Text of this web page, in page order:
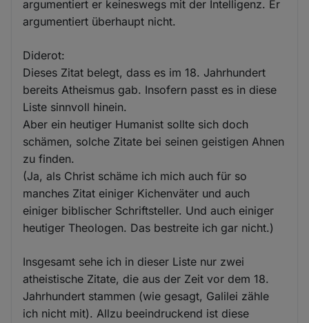
argumentiert er keineswegs mit der Intelligenz. Er
argumentiert überhaupt nicht.
Diderot:
Dieses Zitat belegt, dass es im 18. Jahrhundert
bereits Atheismus gab. Insofern passt es in diese
Liste sinnvoll hinein.
Aber ein heutiger Humanist sollte sich doch
schämen, solche Zitate bei seinen geistigen Ahnen
zu finden.
(Ja, als Christ schäme ich mich auch für so
manches Zitat einiger Kichenväter und auch
einiger biblischer Schriftsteller. Und auch einiger
heutiger Theologen. Das bestreite ich gar nicht.)
Insgesamt sehe ich in dieser Liste nur zwei
atheistische Zitate, die aus der Zeit vor dem 18.
Jahrhundert stammen (wie gesagt, Galilei zähle
ich nicht mit). Allzu beeindruckend ist diese